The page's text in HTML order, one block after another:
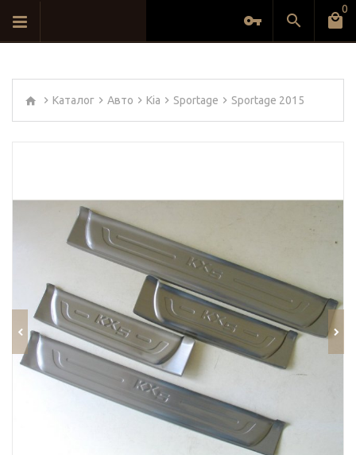
0
Каталог Авто Kia Sportage Sportage 2015